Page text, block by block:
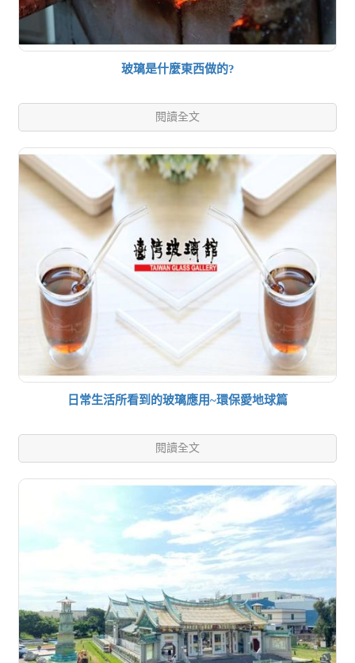
玻璃是什麼東西做的?
閱讀全文
日常生活所看到的玻璃應用~環保愛地球篇
閱讀全文